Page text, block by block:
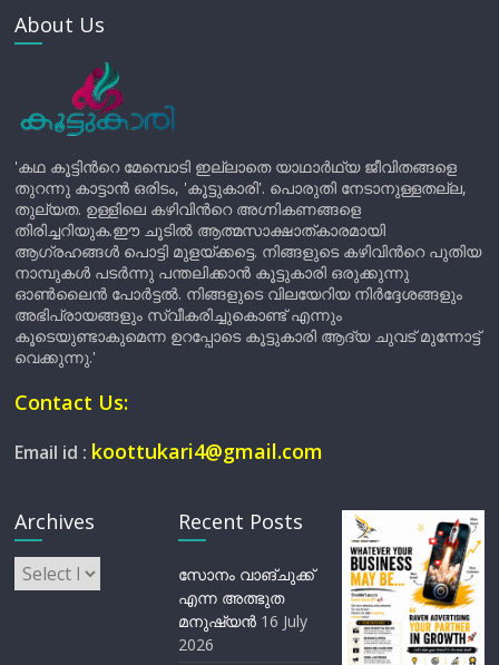
About Us
'കഥ കൂട്ടിന്‍റെ മേമ്പൊടി ഇല്ലാതെ യാഥാർഥ്യ ജീവിതങ്ങളെ
തുറന്നു കാട്ടാൻ ഒരിടം, 'കൂട്ടുകാരി'. പൊരുതി നേടാനുള്ളതല്ല,
തുല്യത. ഉള്ളിലെ കഴിവിന്‍റെ അഗ്നികണങ്ങളെ
തിരിച്ചറിയുക.ഈ ചൂടിൽ ആത്മസാക്ഷാത്കാരമായി
ആഗ്രഹങ്ങൾ പൊട്ടി മുളയ്ക്കട്ടെ. നിങ്ങളുടെ കഴിവിന്‍റെ പുതിയ
നാമ്പുകൾ പടർന്നു പന്തലിക്കാൻ കൂട്ടുകാരി ഒരുക്കുന്നു
ഓൺലൈൻ പോർട്ടൽ. നിങ്ങളുടെ വിലയേറിയ നിർദ്ദേശങ്ങളും
അഭിപ്രായങ്ങളും സ്വീകരിച്ചുകൊണ്ട് എന്നും
കൂടെയുണ്ടാകുമെന്ന ഉറപ്പോടെ കൂട്ടുകാരി ആദ്യ ചുവട് മുന്നോട്ട്
വെക്കുന്നു.'
Contact Us:
Email id : koottukari4@gmail.com
Archives
Archives
Recent Posts
സോനം വാങ്ചുക്ക്
എന്ന അത്ഭുത
മനുഷ്യന്‍ 16 July
2026